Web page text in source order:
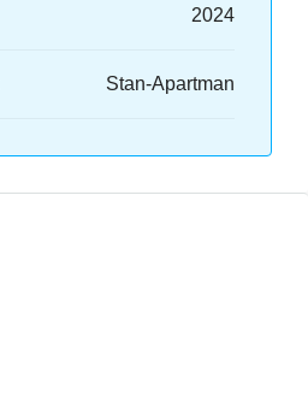
2024
Stan-Apartman